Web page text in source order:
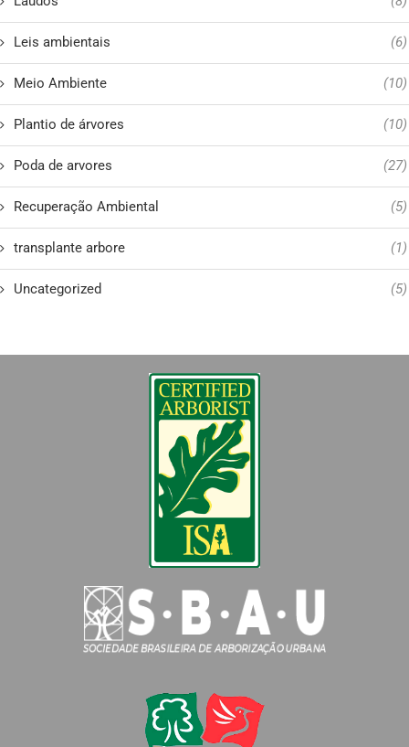
Leis ambientais (6)
Meio Ambiente (10)
Plantio de árvores (10)
Poda de arvores (27)
Recuperação Ambiental (5)
transplante arbore (1)
Uncategorized (5)